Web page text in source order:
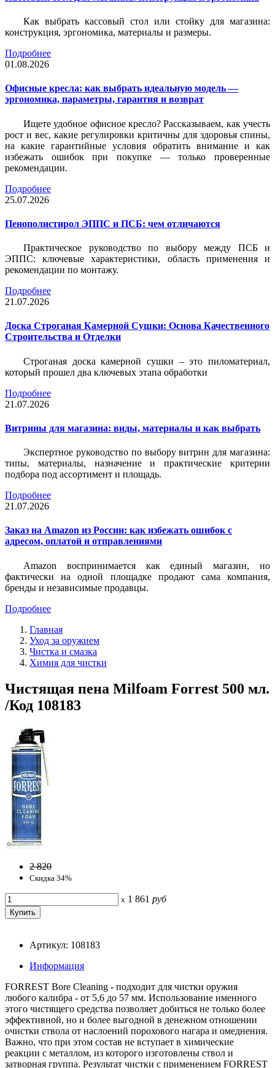
Как выбрать кассовый стол или стойку для магазина:
конструкция, эргономика, материалы и размеры.
Подробнее
01.08.2026
Офисные кресла: как выбрать идеальную модель —
эргономика, параметры, гарантия и возврат
Ищете удобное офисное кресло? Рассказываем, как учесть
рост и вес, какие регулировки критичны для здоровья спины,
на какие гарантийные условия обратить внимание и как
избежать ошибок при покупке — только проверенные
рекомендации.
Подробнее
25.07.2026
Пенополистирол ЭППС и ПСБ: чем отличаются
Практическое руководство по выбору между ПСБ и
ЭППС: ключевые характеристики, область применения и
рекомендации по монтажу.
Подробнее
21.07.2026
Доска Строганая Камерной Сушки: Основа Качественного
Строительства и Отделки
Строганая доска камерной сушки – это пиломатериал,
который прошел два ключевых этапа обработки
Подробнее
21.07.2026
Витрины для магазина: виды, материалы и как выбрать
Экспертное руководство по выбору витрин для магазина:
типы, материалы, назначение и практические критерии
подбора под ассортимент и площадь.
Подробнее
21.07.2026
Заказ на Amazon из России: как избежать ошибок с
адресом, оплатой и отправлениями
Amazon воспринимается как единый магазин, но
фактически на одной площадке продают сама компания,
бренды и независимые продавцы.
Подробнее
Главная
Уход за оружием
Чистка и смазка
Химия для чистки
Чистящая пена Milfoam Forrest 500 мл.
/Код 108183
2 820
Скидка 34%
x 1 861 руб
Артикул: 108183
Информация
FORREST Bore Cleaning - подходит для чистки оружия
любого калибра - от 5,6 до 57 мм. Использование именного
этого чистящего средства позволяет добиться не только более
эффективной, но и более выгодной в денежном отношении
очистки ствола от наслоений порохового нагара и омеднения.
Важно, что при этом состав не вступает в химические
реакции с металлом, из которого изготовлены ствол и
затворная группа. Результат чистки с применением FORREST